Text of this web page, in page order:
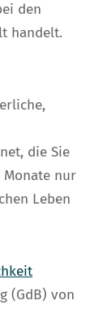
den
handelt.
die Sie
nur
Leben
(GdB) von